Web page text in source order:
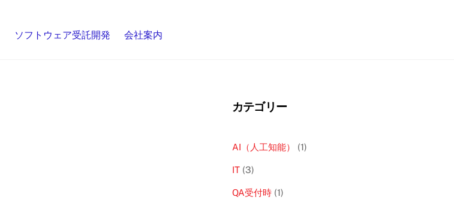
ソフトウェア受託開発 会社案内
カテゴリー
AI（人工知能） (1)
IT(3)
QA受付時(1)